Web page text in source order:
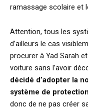
ramassage scolaire et
Attention, tous les
d’ailleurs le cas
procurer à Yad Sarah
voiture sans l’avoir
décidé d’adopter la
système de
donc de ne pas créer